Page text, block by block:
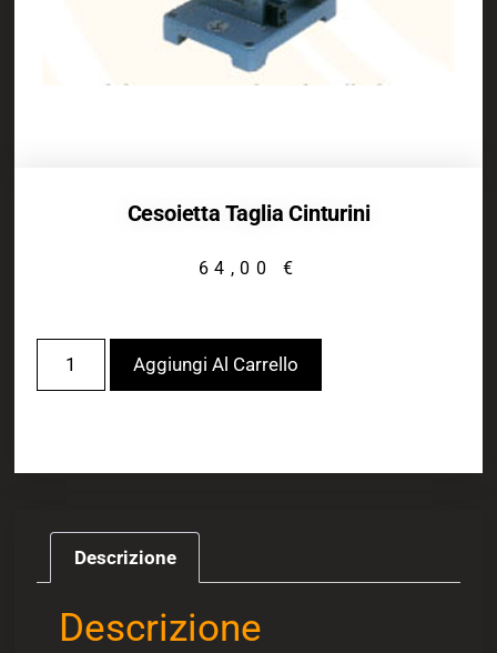
Cesoietta Taglia Cinturini
64,00 €
Aggiungi Al Carrello
Descrizione
Descrizione